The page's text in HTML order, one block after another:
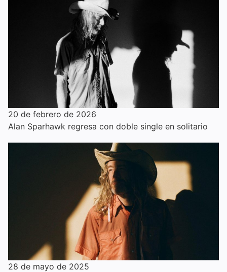
20 de febrero de 2026
Alan Sparhawk regresa con doble single en solitario
28 de mayo de 2025